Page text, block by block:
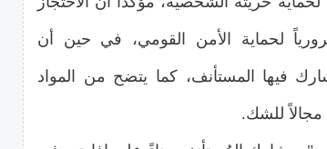
لحماية الأمن القومي، في حين أن
فيها المستأنف، كما يتضح من المواد
مجالاً للشك.